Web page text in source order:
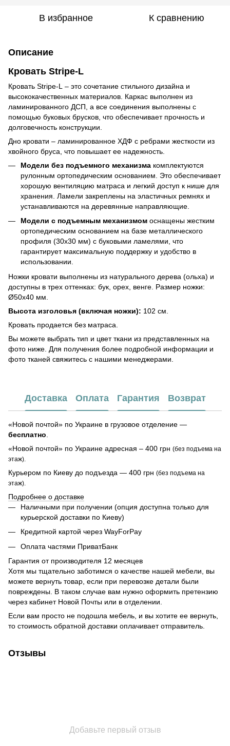
В избранное К сравнению
Описание
Кровать Stripe-L
Кровать Stripe-L – это сочетание стильного дизайна и
высококачественных материалов. Каркас выполнен из
ламинированного ДСП, а все соединения выполнены с
помощью буковых брусков, что обеспечивает прочность и
долговечность конструкции.
Дно кровати – ламинированное ХДФ с ребрами жесткости из
хвойного бруса, что повышает ее надежность.
Модели без подъемного механизма комплектуются
рулонным ортопедическим основанием. Это обеспечивает
хорошую вентиляцию матраса и легкий доступ к нише для
хранения. Ламели закреплены на эластичных ремнях и
устанавливаются на деревянные направляющие.
Модели с подъемным механизмом оснащены жестким
ортопедическим основанием на базе металлического
профиля (30х30 мм) с буковыми ламелями, что
гарантирует максимальную поддержку и удобство в
использовании.
Ножки кровати выполнены из натурального дерева (ольха) и
доступны в трех оттенках: бук, орех, венге. Размер ножки:
Ø50х40 мм.
Высота изголовья (включая ножки): 102 см.
Кровать продается без матраса.
Вы можете выбрать тип и цвет ткани из представленных на
фото ниже. Для получения более подробной информации и
фото тканей свяжитесь с нашими менеджерами.
Доставка Оплата Гарантия Возврат
«Новой почтой» по Украине в грузовое отделение —
бесплатно
«Новой почтой» по Украине адресная – 400 грн (без подъема на
этаж).
Курьером по Киеву до подъезда — 400 грн (без подъема на
этаж).
Подробнее о доставке
Наличными при получении (опция доступна только для
курьерской доставки по Киеву)
Кредитной картой через WayForPay
Оплата частями ПриватБанк
Гарантия от производителя 12 месяцев
Хотя мы тщательно заботимся о качестве нашей мебели, вы
можете вернуть товар, если при перевозке детали были
повреждены. В таком случае вам нужно оформить претензию
через кабинет Новой Почты или в отделении.
Если вам просто не подошла мебель, и вы хотите ее вернуть,
то стоимость обратной доставки оплачивает отправитель.
Отзывы
Добавьте первый отзыв